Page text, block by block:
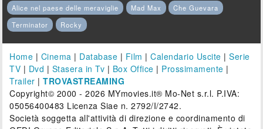
Alice nel paese delle meraviglie
Mad Max
Che Guevara
Terminator
Rocky
Home | Cinema | Database | Film |Calendario Uscite |Serie
TV | Dvd | Stasera in Tv | Box Office | Prossimamente |
Trailer |TROVASTREAMING
Copyright© 2000 - 2026 MYmovies.it® Mo-Net s.r.l. P.IVA:
05056400483 Licenza Siae n. 2792/I/2742.
Società soggetta all'attività di direzione e coordinamento di